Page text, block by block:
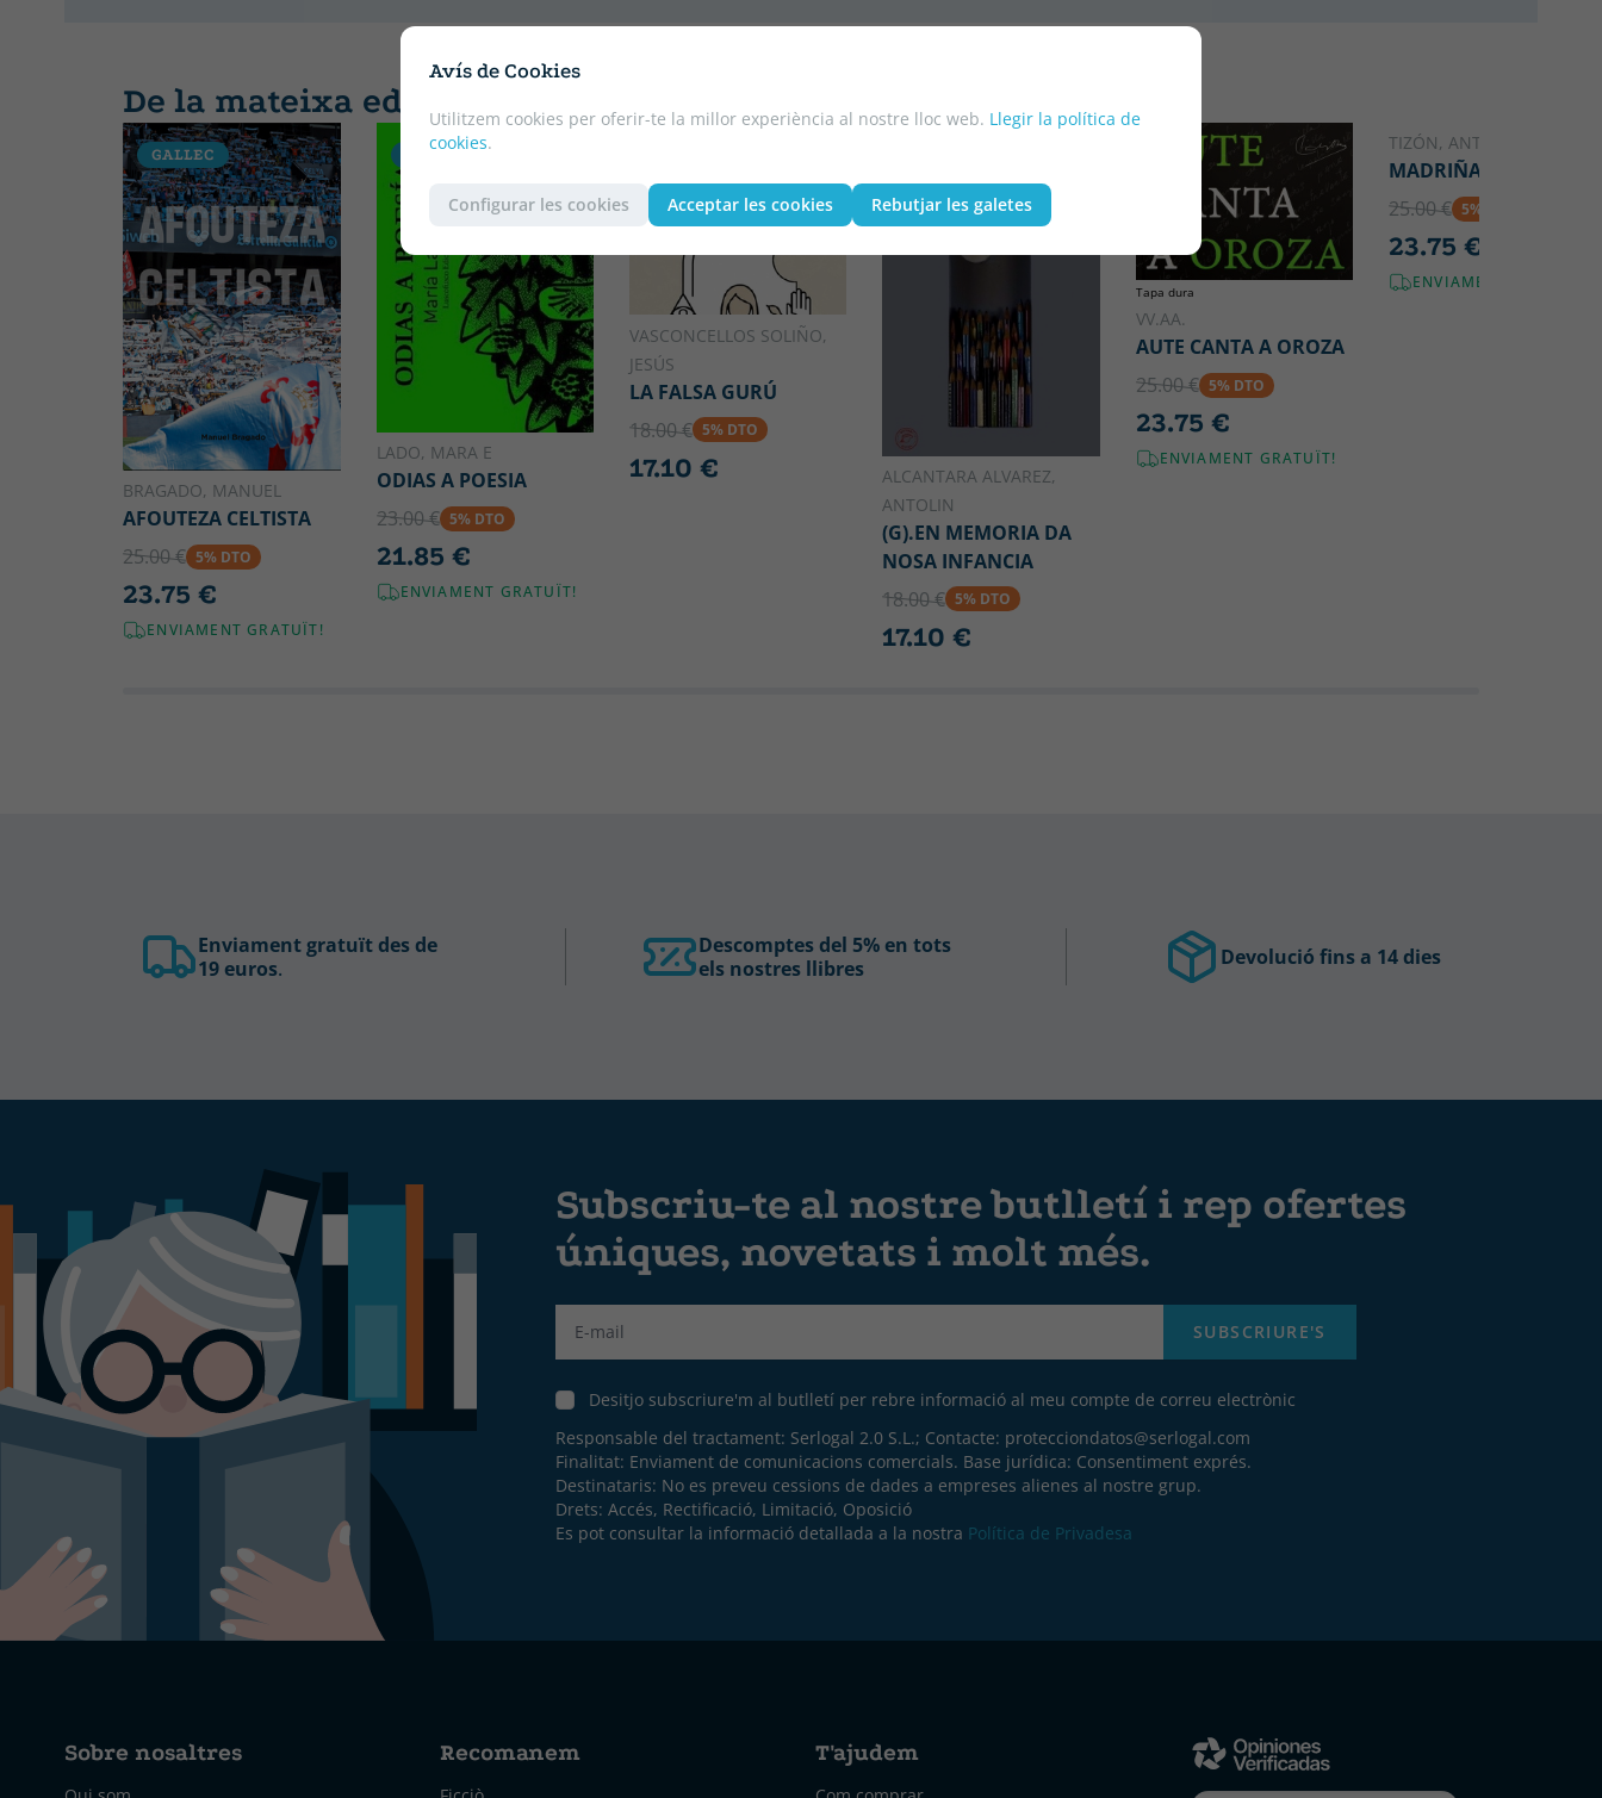
Avís de Cookies
Utilitzem cookies per oferir-te la millor experiència al nostre lloc web. Llegir la política de
cookies.
Configurar les cookies Acceptar les cookies Rebutjar les galetes
De la mateixa editorial
GALLEC
BRAGADO, MANUEL
AFOUTEZA CELTISTA
25.00 € 5% DTO
23.75 €
ENVIAMENT GRATUÏT!
GALLEC
LADO, MARA E
ODIAS A POESIA
23.00 € 5% DTO
21.85 €
ENVIAMENT GRATUÏT!
VASCONCELLOS SOLIÑO,
JESÚS
LA FALSA GURÚ
18.00 € 5% DTO
17.10 €
ALCANTARA ALVAREZ,
ANTOLIN
(G).EN MEMORIA DA
NOSA INFANCIA
18.00 € 5% DTO
17.10 €
Tapa dura
VV.AA.
AUTE CANTA A OROZA
25.00 € 5% DTO
23.75 €
ENVIAMENT GRATUÏT!
GALLEC
TIZÓN, ANTONIO
MADRIÑA
25.00 € 5% DTO
23.75 €
ENVIAMENT GRATUÏT!
Enviament gratuït des de
19 euros.
Descomptes del 5% en tots
els nostres llibres
Devolució fins a 14 dies
Subscriu-te al nostre butlletí i rep ofertes
úniques, novetats i molt més.
SUBSCRIURE'S
Desitjo subscriure'm al butlletí per rebre informació al meu compte de correu electrònic
Responsable del tractament: Serlogal 2.0 S.L.; Contacte: protecciondatos@serlogal.com
Finalitat: Enviament de comunicacions comercials. Base jurídica: Consentiment exprés.
Destinataris: No es preveu cessions de dades a empreses alienes al nostre grup.
Drets: Accés, Rectificació, Limitació, Oposició
Es pot consultar la informació detallada a la nostra Política de Privadesa
Sobre nosaltres Recomanem T'ajudem